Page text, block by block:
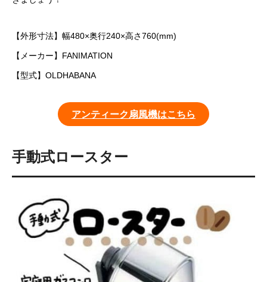
【外形寸法】幅480×奥行240×高さ760(mm)
【メーカー】FANIMATION
【型式】OLDHABANA
アンティーク扇風機はこちら
手動式ロースター